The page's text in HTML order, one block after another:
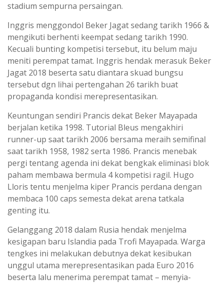
stadium sempurna persaingan.
Inggris menggondol Beker Jagat sedang tarikh 1966 &
mengikuti berhenti keempat sedang tarikh 1990.
Kecuali bunting kompetisi tersebut, itu belum maju
meniti perempat tamat. Inggris hendak merasuk Beker
Jagat 2018 beserta satu diantara skuad bungsu
tersebut dgn lihai pertengahan 26 tarikh buat
propaganda kondisi merepresentasikan.
Keuntungan sendiri Prancis dekat Beker Mayapada
berjalan ketika 1998. Tutorial Bleus mengakhiri
runner-up saat tarikh 2006 bersama meraih semifinal
saat tarikh 1958, 1982 serta 1986. Prancis menebak
pergi tentang agenda ini dekat bengkak eliminasi blok
paham membawa bermula 4 kompetisi ragil. Hugo
Lloris tentu menjelma kiper Prancis perdana dengan
membaca 100 caps semesta dekat arena tatkala
genting itu.
Gelanggang 2018 dalam Rusia hendak menjelma
kesigapan baru Islandia pada Trofi Mayapada. Warga
tengkes ini melakukan debutnya dekat kesibukan
unggul utama merepresentasikan pada Euro 2016
beserta lalu menerima perempat tamat – menyia-